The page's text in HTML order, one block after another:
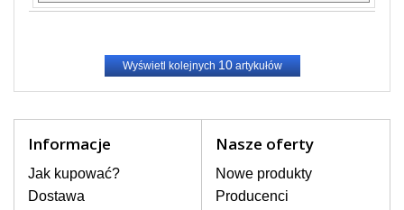
Wyświetl kolejnych10artykułów
Informacje
Jak kupować?
Dostawa
Nasze oferty
Nowe produkty
Producenci